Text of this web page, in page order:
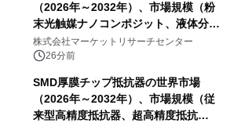
（2026年～2032年）、市場規模（粉
末光触媒ナノコンポジット、液体分散
液／ゾル、コーティング／フィルム一
体型製品、構造化／バルク材料）・分
析レポートを発表
株式会社マーケットリサーチセンター
26分前
SMD厚膜チップ抵抗器の世界市場
（2026年～2032年）、市場規模（従
来型高精度抵抗器、超高精度抵抗